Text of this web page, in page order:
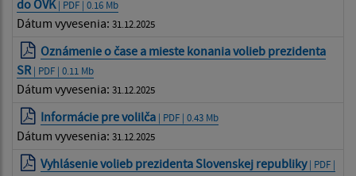
do OVK| PDF | 0.16 Mb
Dátum vyvesenia: 31.12.2025
Oznámenie o čase a mieste konania volieb prezidenta
SR| PDF | 0.11 Mb
Dátum vyvesenia: 31.12.2025
Informácie pre volilča | PDF | 0.43 Mb
Dátum vyvesenia: 31.12.2025
Vyhlásenie volieb prezidenta Slovenskej republiky| PDF |